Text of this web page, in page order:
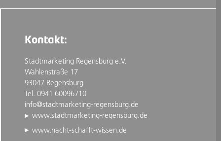
Kontakt:
Stadtmarketing Regensburg e.V.
Wahlenstraße 17
93047 Regensburg
Tel. 0941 60096710
info@stadtmarketing-regensburg.de
www.stadtmarketing-regensburg.de
www.nacht-schafft-wissen.de